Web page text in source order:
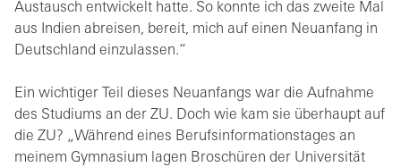
Austausch entwickelt hatte. So konnte ich das zweite Mal
aus Indien abreisen, bereit, mich auf einen Neuanfang in
Deutschland einzulassen.“
Ein wichtiger Teil dieses Neuanfangs war die Aufnahme
des Studiums an der ZU. Doch wie kam sie überhaupt auf
die ZU? „Während eines Berufsinformationstages an
meinem Gymnasium lagen Broschüren der Universität